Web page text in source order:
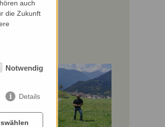
auch
die Zukunft
Notwendig
Details